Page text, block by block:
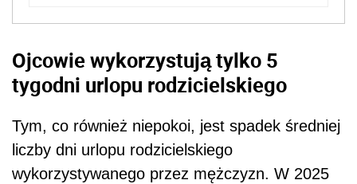
Ojcowie wykorzystują tylko 5
tygodni urlopu rodzicielskiego
Tym, co również niepokoi, jest spadek średniej
liczby dni urlopu rodzicielskiego
wykorzystywanego przez mężczyzn. W 2025